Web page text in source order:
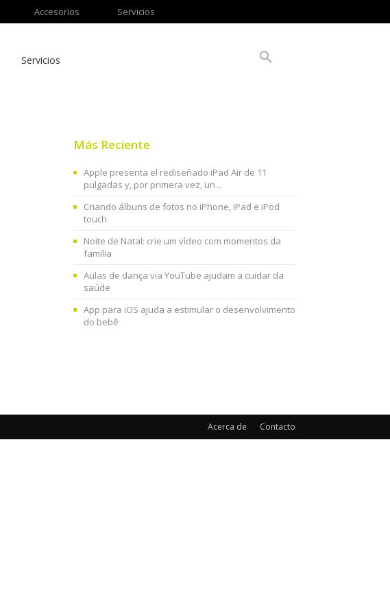
Accesorios Servicios
Servicios
Más Reciente
Apple presenta el rediseñado iPad Air de 11
pulgadas y, por primera vez, un...
Criando álbuns de fotos no iPhone, iPad e iPod
touch
Noite de Natal: crie um vídeo com momentos da
família
Aulas de dança via YouTube ajudam a cuidar da
saúde
App para iOS ajuda a estimular o desenvolvimento
do bebê
Acerca de Contacto